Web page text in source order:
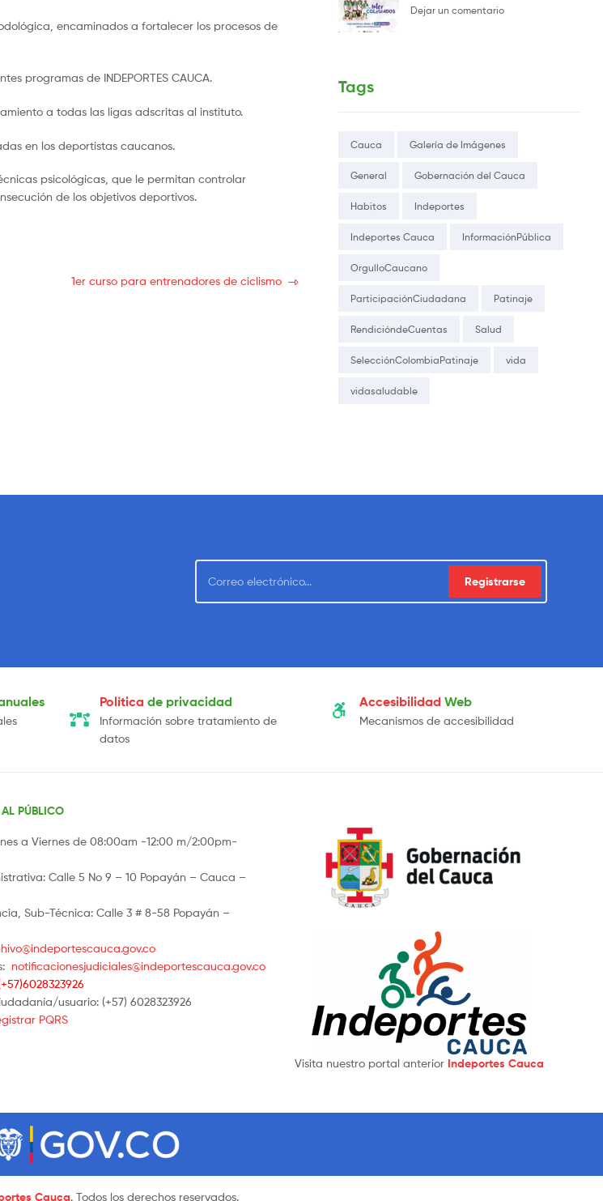
encaminados a fortalecer los procesos de
programas de INDEPORTES CAUCA.
a todas las ligas adscritas al instituto.
en los deportistas caucanos.
psicológicas, que le permitan controlar
de los objetivos deportivos.
1er curso para entrenadores de ciclismo
Dejar un comentario
Tags
Cauca Galería de Imágenes
General Gobernación del Cauca
Habitos Indeportes
Indeportes Cauca InformaciónPública
OrgulloCaucano
ParticipaciónCiudadana Patinaje
RendicióndeCuentas Salud
SelecciónColombiaPatinaje vida
vidasaludable
Registrarse
Política de privacidad
Información sobre tratamiento de
datos
Accesibilidad Web
Mecanismos de accesibilidad
PÚBLICO
a Viernes de 08:00am -12:00 m/2:00pm-
Calle 5 No 9 – 10 Popayán – Cauca –
Sub-Técnica: Calle 3 # 8-58 Popayán –
notificacionesjudiciales@indeportescauca.gov.co
usuario: (+57) 6028323926
PQRS
Visita nuestro portal anterior Indeportes Cauca
Cauca. Todos los derechos reservados.